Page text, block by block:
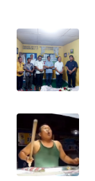
SULTRA
WN
NTB
WN
SULTENG
WN